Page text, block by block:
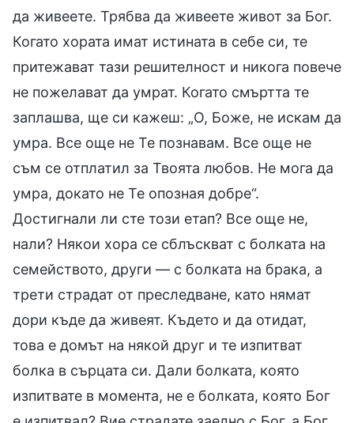
да живеете. Трябва да живеете живот за Бог.
Когато хората имат истината в себе си, те
притежават тази решителност и никога повече
не пожелават да умрат. Когато смъртта те
заплашва, ще си кажеш: „О, Боже, не искам да
умра. Все още не Те познавам. Все още не
съм се отплатил за Твоята любов. Не мога да
умра, докато не Те опозная добре“.
Достигнали ли сте този етап? Все още не,
нали? Някои хора се сблъскват с болката на
семейството, други — с болката на брака, а
трети страдат от преследване, като нямат
дори къде да живеят. Където и да отидат,
това е домът на някой друг и те изпитват
болка в сърцата си. Дали болката, която
изпитвате в момента, не е болката, която Бог